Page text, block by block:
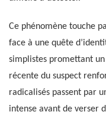
Ce phénomène touche
face à une quête
simplistes promettant
récente du suspect
radicalisés passent par
intense avant de verser